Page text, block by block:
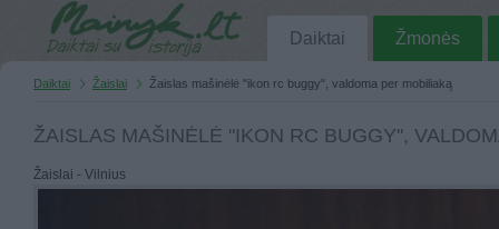
Daiktai Žmonės
Daiktai Žaislai Žaislas mašinėlė "ikon rc buggy", valdoma per mobiliaką
ŽAISLAS MAŠINĖLĖ "IKON RC BUGGY",
Žaislai - Vilnius